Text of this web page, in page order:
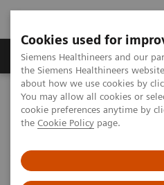
Cookies used for
Siemens Healthineers and our
the Siemens Healthineers
about how we use cookies by
You may allow all cookies or
cookie preferences anytime by
the Cookie Policy page.
製品＆サービス サ
ホーム ポイント・オブ・ケア
糖尿病検査装置